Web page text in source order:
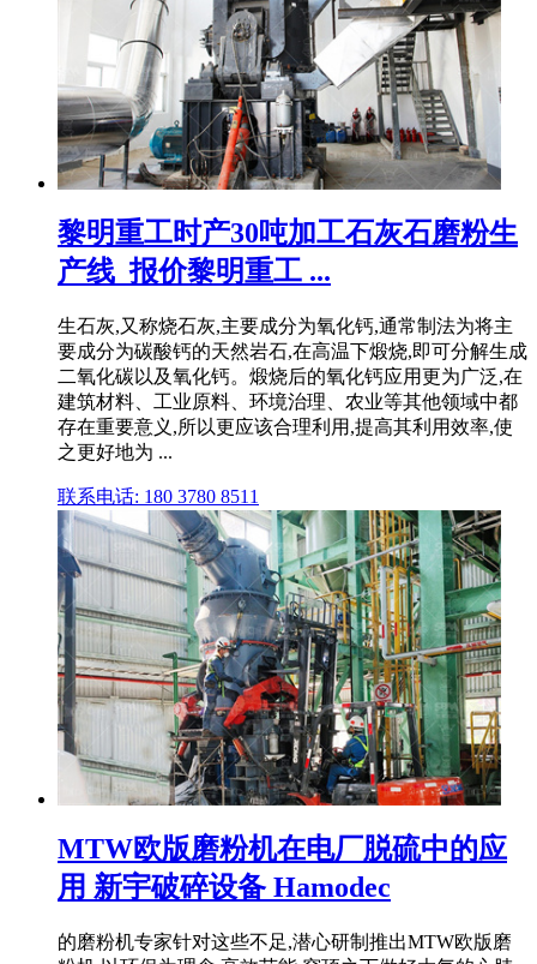
黎明重工时产30吨加工石灰石磨粉生
产线_报价黎明重工 ...
生石灰,又称烧石灰,主要成分为氧化钙,通常制法为将主
要成分为碳酸钙的天然岩石,在高温下煅烧,即可分解生成
二氧化碳以及氧化钙。煅烧后的氧化钙应用更为广泛,在
建筑材料、工业原料、环境治理、农业等其他领域中都
存在重要意义,所以更应该合理利用,提高其利用效率,使
之更好地为 ...
联系电话: 180 3780 8511
MTW欧版磨粉机在电厂脱硫中的应
用 新宇破碎设备 Hamodec
的磨粉机专家针对这些不足,潜心研制推出MTW欧版磨